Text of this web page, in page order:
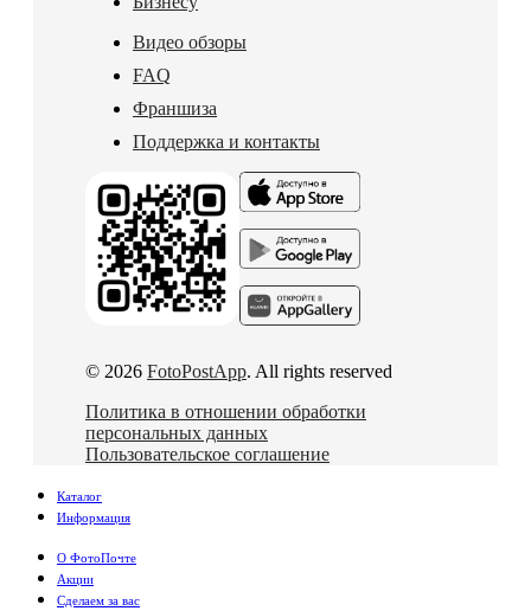
Видео обзоры
FAQ
Франшиза
Поддержка и контакты
© 2026 FotoPostApp. All rights reserved
Политика в отношении обработки
персональных данных
Пользовательское соглашение
Каталог
Информация
О ФотоПочте
Акции
Сделаем за вас